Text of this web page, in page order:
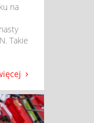
na
Takie